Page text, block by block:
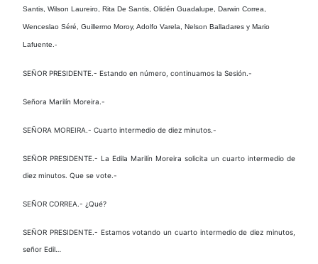
Santis, Wilson Laureiro, Rita De Santis, Olidén Guadalupe, Darwin Correa,
Wenceslao Séré, Guillermo Moroy, Adolfo Varela, Nelson Balladares y Mario
Lafuente.-
SEÑOR PRESIDENTE.- Estando en número, continuamos la Sesión.-
Señora Marilín Moreira.-
SEÑORA MOREIRA.- Cuarto intermedio de diez minutos.-
SEÑOR PRESIDENTE.- La Edila Marilín Moreira solicita un cuarto intermedio de
diez minutos. Que se vote.-
SEÑOR CORREA.- ¿Qué?
SEÑOR PRESIDENTE.- Estamos votando un cuarto intermedio de diez minutos,
señor Edil…